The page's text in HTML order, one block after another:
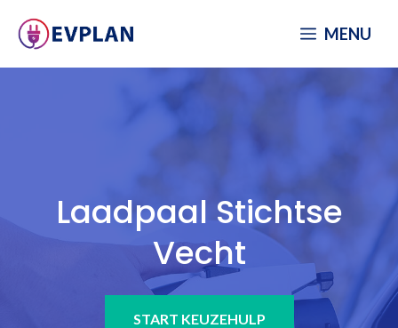
naar
MENU
Laadpaal Stichtse
Vecht
START KEUZEHULP